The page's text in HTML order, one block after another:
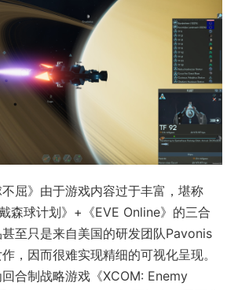
屈》由于游戏内容过于丰富，堪称
森球计划》+《EVE Online》的三合
至只是来自美国的研发团队Pavonis
，因而很难实现精细的可视化呈现。
合制战略游戏《XCOM: Enemy